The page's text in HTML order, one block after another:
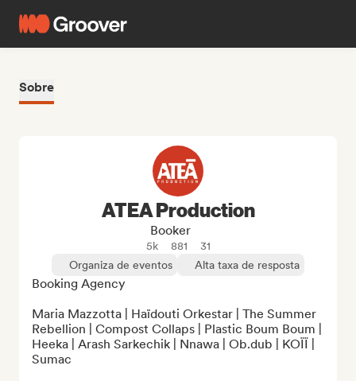
Sobre
ATEA Production
Booker
5k 881
31
Organiza de eventos
Alta taxa de resposta
Booking Agency
Maria Mazzotta | Haïdouti Orkestar | The Summer
Rebellion | Compost Collaps | Plastic Boum Boum |
Heeka | Arash Sarkechik | Nnawa | Ob.dub | KOÏÏ |
Sumac